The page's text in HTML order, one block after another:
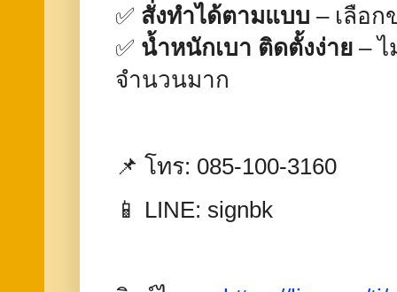
✅ สั่งทำได้ตามแบบ – เลือ
✅ น้ำหนักเบา ติดตั้งง่าย –
จำนวนมาก
📌 โทร: 085-100-3160
📱 LINE: signbk